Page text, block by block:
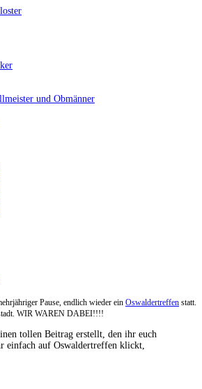
und Obmänner
Pause, endlich wieder ein Oswaldertreffen statt.
WIR WAREN DABEI!!!!
tollen Beitrag erstellt, den ihr euch
einfach auf Oswaldertreffen klickt,